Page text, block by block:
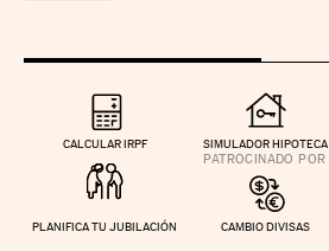
CALCULAR IRPF SIMULADOR HIPOTECA
PLANIFICA TU JUBILACIÓN CAMBIO DIVISAS